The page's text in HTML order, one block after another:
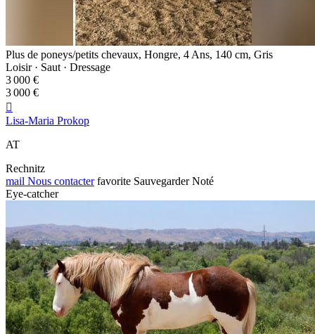
Plus de poneys/petits chevaux, Hongre, 4 Ans, 140 cm, Gris
Loisir · Saut · Dressage
3 000 €
3 000 €

Lisa-Maria Prokop
AT
Rechnitz
mail Nous contacter favorite Sauvegarder Noté
Eye-catcher